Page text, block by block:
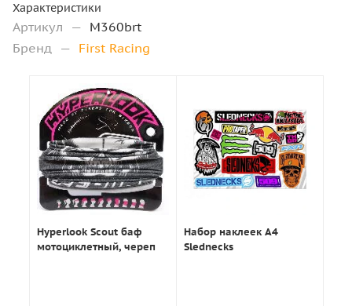
Характеристики
Артикул — M360brt
Бренд — First Racing
Hyperlook Scout баф
мотоциклетный, череп
Набор наклеек А4
Slednecks